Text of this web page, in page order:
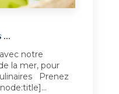
...
notre
la mer, pour
Prenez